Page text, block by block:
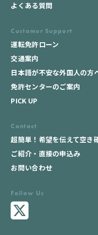
よくある質問
Customer Support
運転免許ローン
交通案内
日本語が不安な外国人の方
免許センターのご案内
PICK UP
Contact
超簡単！希望を伝えて空き
ご紹介・直接の申込み
お問い合わせ
Follow Us